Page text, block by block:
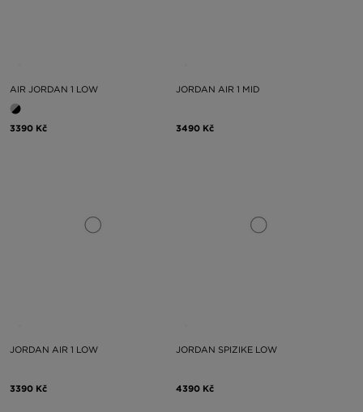
AIR JORDAN 1 LOW
3390 Kč
JORDAN AIR 1 MID
3490 Kč
JORDAN AIR 1 LOW
3390 Kč
JORDAN SPIZIKE LOW
4390 Kč